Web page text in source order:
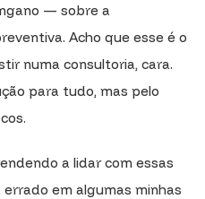
— sobre a
Acho que esse é o
numa consultoria, cara.
para tudo, mas pelo
a lidar com essas
em algumas minhas